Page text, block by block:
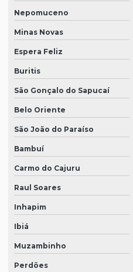
Nepomuceno
Minas Novas
Espera Feliz
Buritis
São Gonçalo do Sapucaí
Belo Oriente
São João do Paraíso
Bambuí
Carmo do Cajuru
Raul Soares
Inhapim
Ibiá
Muzambinho
Perdões